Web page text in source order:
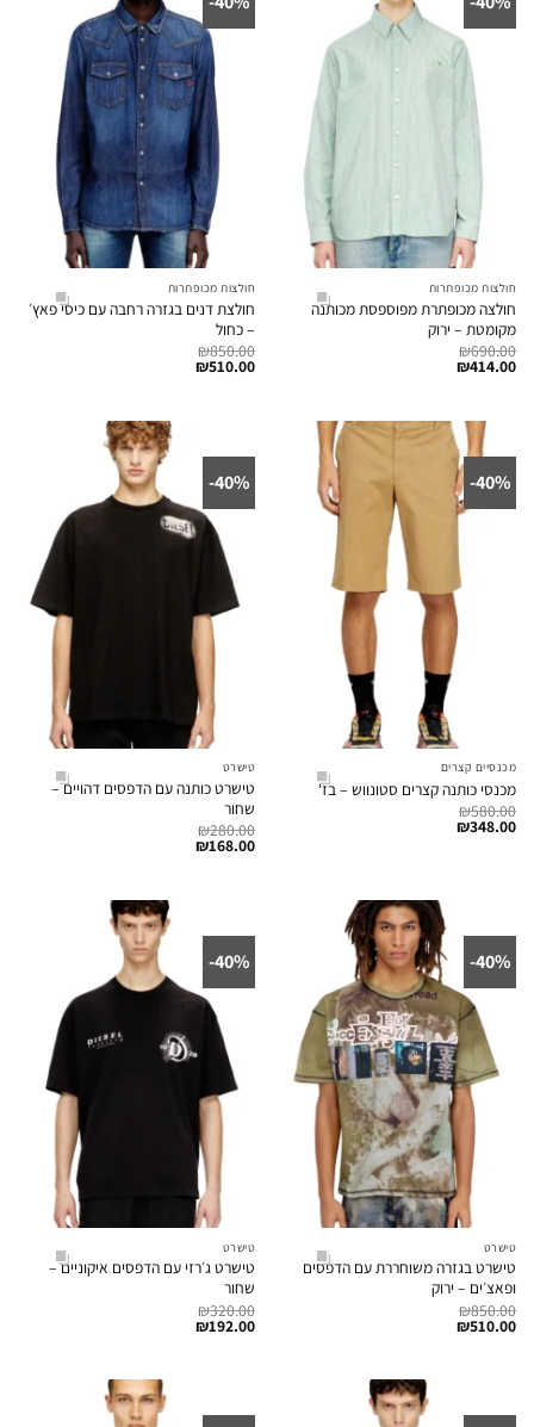
חולצות מכופתרות
חולצה מכופתרת מפוספסת מכותנה
מקומטת – ירוק
₪690.00
₪414.00
חולצות מכופתרות
חולצת דנים בגזרה רחבה עם כיסי פאץ׳
– כחול
₪850.00
₪510.00
40%-
מכנסיים קצרים
מכנסי כותנה קצרים סטונווש – בז'
₪580.00
₪348.00
40%-
טישרט
טישרט כותנה עם הדפסים דהויים –
שחור
₪280.00
₪168.00
40%-
טישרט
טישרט בגזרה משוחררת עם הדפסים
ופאצ׳ים – ירוק
₪850.00
₪510.00
40%-
טישרט
טישרט ג׳רזי עם הדפסים איקוניים –
שחור
₪320.00
₪192.00